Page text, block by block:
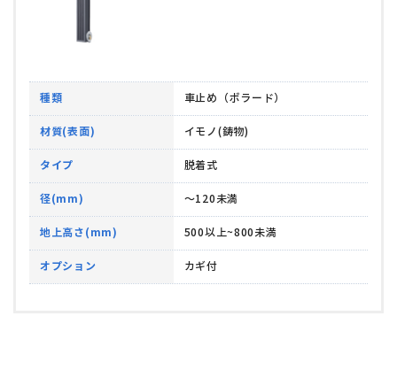
種類 車止め（ボラード）
材質(表面) イモノ(鋳物)
タイプ 脱着式
径(mm) ～120未満
地上高さ(mm) 500以上~800未満
オプション カギ付